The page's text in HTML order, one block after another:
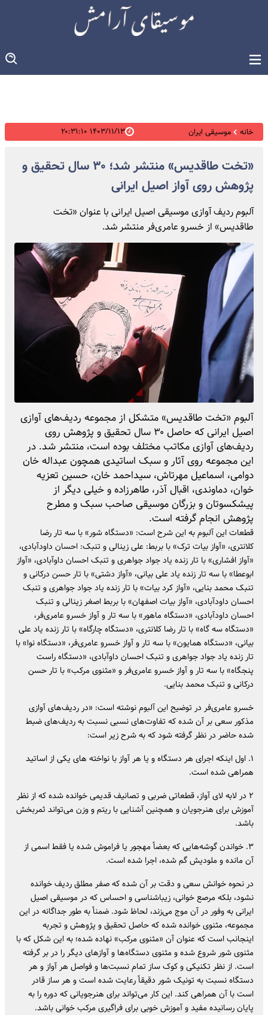
خانه موسیقی ایران ۱۴۰۳/۱۱/۱۳ ۲۰:۳۱:۱۰
«تخت طاقدیس» منتشر شد؛ ۳۰ سال تحقیق و
پژوهش روی آواز اصیل ایرانی
آلبوم ردیف آوازی موسیقی اصیل ایرانی با عنوان «تخت
طاقدیس» از خسرو عامری‌فر منتشر شد.
آلبوم «تخت طاقدیس» متشکل از مجموعه ردیف‌های آوازی
اصیل ایرانی که حاصل ۳۰ سال تحقیق و پژوهش روی
ردیف‌های آوازی مکاتب مختلف بوده است، منتشر شد. در
این مجموعه روی آثار و سبک اساتیدی همچون عبداله خان
دوامی، اسماعیل مهرتاش، سیداحمد خان، حسین تعزیه
خوان، دماوندی، اقبال آذر، طاهرزاده و خیلی دیگر از
پیشکسوتان و بزرگان موسیقی صاحب سبک و مطرح
پژوهش انجام گرفته است.
قطعات این آلبوم به این شرح است: «دستگاه شور» با سه تار رضا
کلانتری، «آواز بیات ترک» با بربط: علی زینالی و تنبک: احسان داودآبادی،
«آواز افشاری» با تار زنده یاد جواد جواهری و تنبک احسان داوآبادی، «آواز
ابوعطا» با سه تار زنده یاد علی بیانی، «آواز دشتی» با تار حسن درکانی و
تنبک محمد بنایی، «آواز کرد بیات» با تار زنده یاد جواد جواهری و تنبک
احسان داودآبادی، «آواز بیات اصفهان» با بربط اصغر زینالی و تنبک
احسان داودآبادی، «دستگاه ماهور» با سه تار و آواز خسرو عامری‌فر،
«دستگاه سه گاه» با تار رضا کلانتری، «دستگاه چارگاه» با تار زنده یاد علی
بیانی، «دستگاه همایون» با سه تار و آواز خسرو عامری‌فر، «دستگاه نوا» با
تار زنده یاد جواد جواهری و تنبک احسان داوآبادی، «دستگاه راست
پنجگاه» با سه تار و آواز خسرو عامری‌فر و «مثنوی مرکب» با تار حسن
درکانی و تنبک محمد بنایی.
خسرو عامری‌فر در توضیح این آلبوم نوشته است: «در ردیف‌های آوازی
مذکور سعی بر آن شده که تفاوت‌های نسبی نسبت به ردیف‌های ضبط
شده حاضر در نظر گرفته شود که به شرح زیر است:
۱. اول اینکه اجرای هر دستگاه و یا هر آواز با نواخته های یکی از اساتید
همراهی شده است.
۲ در لابه لای آواز، قطعاتی ضربی و تصانیف قدیمی خوانده شده که از نظر
آموزش برای هنرجویان و همچنین آشنایی با ریتم و وزن می‌تواند ثمربخش
باشد.
۳. خواندن گوشه‌هایی که بعضاً مهجور یا فراموش شده یا فقط اسمی از
آن مانده و ملودیش گم شده، اجرا شده است.
در نحوه خوانش سعی و دقت بر آن شده که صفر مطلق ردیف خوانده
نشود، بلکه مرصع خوانی، زیباشناسی و احساس که در موسیقی اصیل
ایرانی به وفور در آن موج می‌زند، لحاظ شود. ضمناً به طور جداگانه در این
مجموعه، مثنوی خوانده شده که حاصل تحقیق و پژوهش و تجربه
اینجانب است که عنوان آن «مثنوی مرکب» نهاده شده؛ به این شکل که با
مثنوی شور شروع شده و مثنوی دستگاه‌ها و آوازهای دیگر را در بر گرفته
است. از نظر تکنیکی و کوک ساز تمام نسبت‌ها و فواصل هر آواز و هر
دستگاه نسبت به تونیک شور دقیقاً رعایت شده است و هر ساز قادر
است با آن همراهی کند. این کار می‌تواند برای هنرجویانی که دوره را به
پایان رسانیده مفید و آموزش خوبی برای فراگیری مرکب خوانی باشد.